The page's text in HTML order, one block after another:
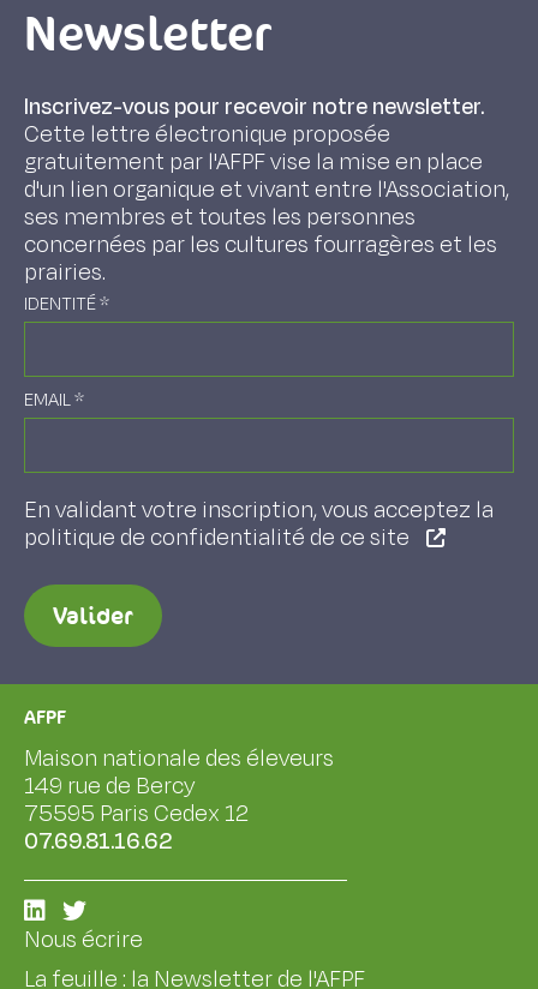
Newsletter
Inscrivez-vous pour recevoir notre newsletter.
Cette lettre électronique proposée
gratuitement par l'AFPF vise la mise en place
d'un lien organique et vivant entre l'Association,
ses membres et toutes les personnes
concernées par les cultures fourragères et les
prairies.
IDENTITÉ*
EMAIL*
En validant votre inscription, vous acceptez la
politique de confidentialité de ce site
Valider
AFPF
Maison nationale des éleveurs
149 rue de Bercy
75595 Paris Cedex 12
07.69.81.16.62
Nous écrire
La feuille : la Newsletter de l'AFPF